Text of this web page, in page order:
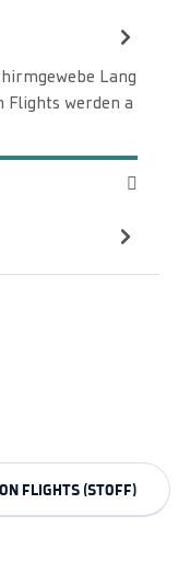
Lang
Flights werden a
FLIGHTS (STOFF)